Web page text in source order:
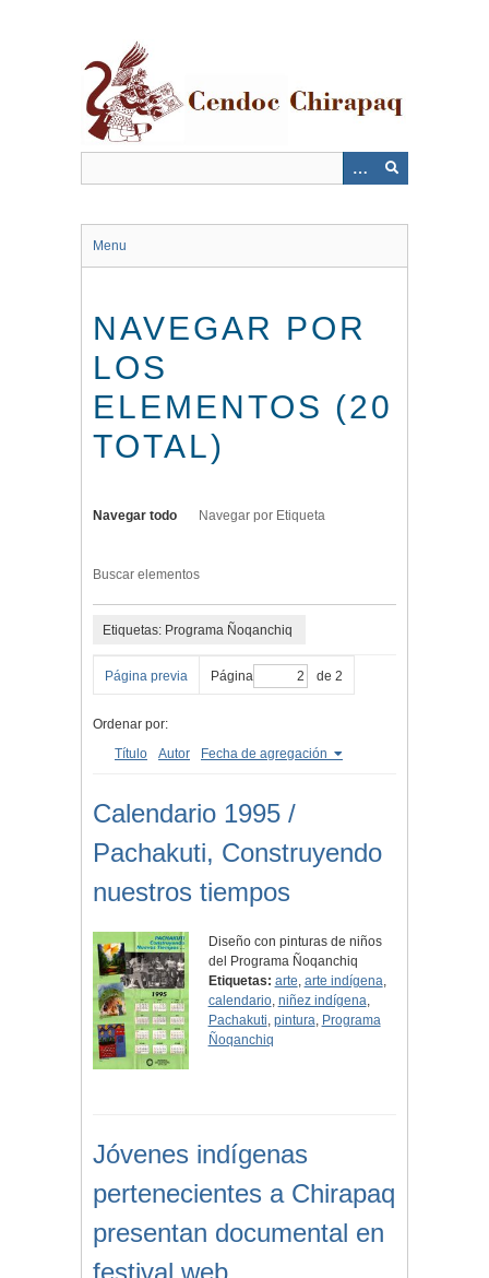
Menu
NAVEGAR POR
LOS
ELEMENTOS (20
TOTAL)
Navegar todo Navegar por Etiqueta
Buscar elementos
Etiquetas: Programa Ñoqanchiq
Página previa Página de 2
Ordenar por:
Título
Autor Fecha de agregación
Calendario 1995 /
Pachakuti, Construyendo
nuestros tiempos
Diseño con pinturas de niños
del Programa Ñoqanchiq
Etiquetas: arte, arte indígena,
calendario, niñez indígena,
Pachakuti, pintura, Programa
Ñoqanchiq
Jóvenes indígenas
pertenecientes a Chirapaq
presentan documental en